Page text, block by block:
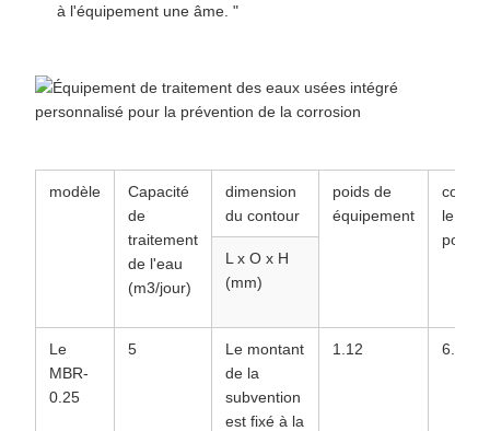
à l'équipement une âme. "
modèle
Capacité
de
traitement
de l'eau
(m3/jour)
dimension
du contour
poids de
équipement
courir
le
poids
L x O x H
(mm)
Le
MBR-
0.25
5
Le montant
de la
subvention
est fixé à la
1.12 6.12